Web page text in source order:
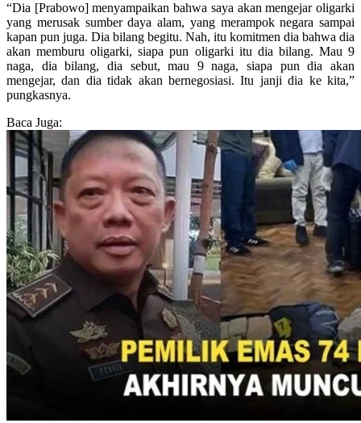
“Dia [Prabowo] menyampaikan bahwa saya akan mengejar oligarki
yang merusak sumber daya alam, yang merampok negara sampai
kapan pun juga. Dia bilang begitu. Nah, itu komitmen dia bahwa dia
akan memburu oligarki, siapa pun oligarki itu dia bilang. Mau 9
naga, dia bilang, dia sebut, mau 9 naga, siapa pun dia akan
mengejar, dan dia tidak akan bernegosiasi. Itu janji dia ke kita,”
pungkasnya.
Baca Juga: